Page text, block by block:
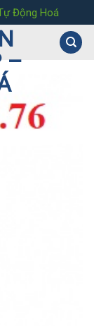
Động Hoá